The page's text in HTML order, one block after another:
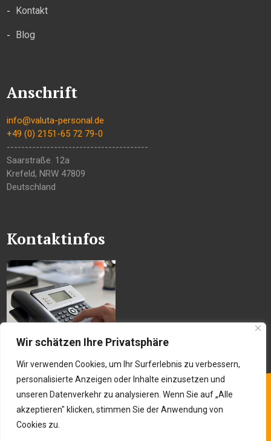
Wir schätzen Ihre Privatsphäre
Wir verwenden Cookies, um Ihr Surferlebnis zu verbessern,
personalisierte Anzeigen oder Inhalte einzusetzen und
unseren Datenverkehr zu analysieren. Wenn Sie auf „Alle
akzeptieren" klicken, stimmen Sie der Anwendung von
Cookies zu.
Kontakt
Blog
Anschrift
info@valuta-personal.de
+49 (0) 2151-65 72 79-0
---------------------------------------
Saarstraße. 12a
Krefeld,NRW 47809
Deutschland
Kontaktinfos